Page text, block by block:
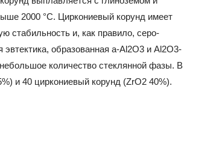
2000 °C. Циркониевый корунд имеет
стабильность и, как правило, серо-
образованная a-Al2O3 и Al2O3-
количество стеклянной фазы. В
и 40 циркониевый корунд (ZrO2 40%).